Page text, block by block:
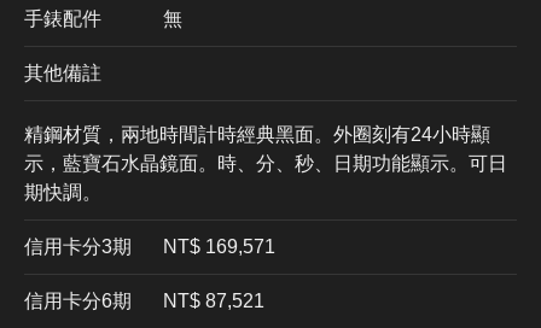
手錶配件 無
其他備註
精鋼材質，兩地時間計時經典黑面。外圈刻有24小時顯
示，藍寶石水晶鏡面。時、分、秒、日期功能顯示。可日
期快調。
信用卡分3期 ​NT$ 169,571
信用卡分6期 NT$ 87,521